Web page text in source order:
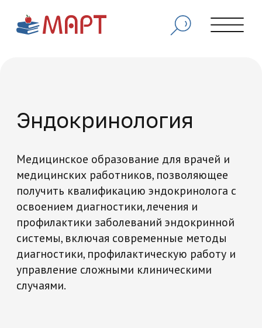
Медицинское образование для врачей и
медицинских работников, позволяющее
получить квалификацию эндокринолога с
профилактики заболеваний эндокринной
системы, включая современные методы
диагностики, профилактическую работу и
управление сложными клиническими
случаями.
Начать обучение